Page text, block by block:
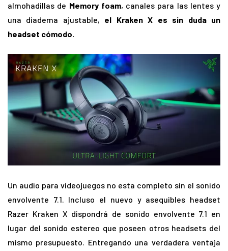
almohadillas de Memory foam, canales para las lentes y
una diadema ajustable, el Kraken X es sin duda un
headset cómodo.
Un audio para videojuegos no esta completo sin el sonido
envolvente 7.1. Incluso el nuevo y asequibles headset
Razer Kraken X dispondrá de sonido envolvente 7.1 en
lugar del sonido estereo que poseen otros headsets del
mismo presupuesto. Entregando una verdadera ventaja